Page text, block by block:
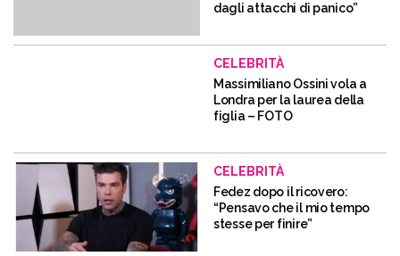
dagli attacchi di panico”
CELEBRITÀ
Massimiliano Ossini vola a
Londra per la laurea della
figlia – FOTO
CELEBRITÀ
Fedez dopo il ricovero:
“Pensavo che il mio tempo
stesse per finire”